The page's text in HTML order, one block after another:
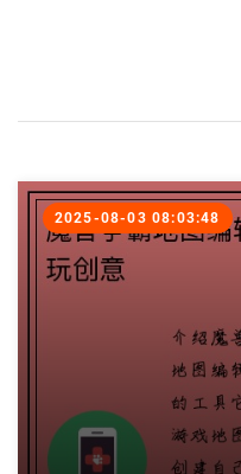
2025-08-03 08:03:48